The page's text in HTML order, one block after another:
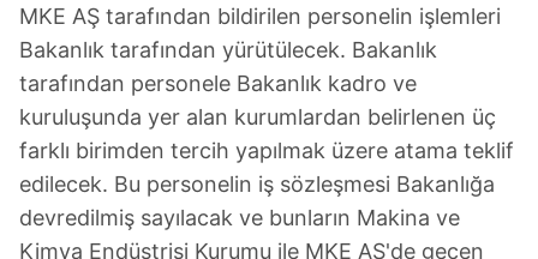
MKE AŞ tarafından bildirilen personelin işlemleri
Bakanlık tarafından yürütülecek. Bakanlık
tarafından personele Bakanlık kadro ve
kuruluşunda yer alan kurumlardan belirlenen üç
farklı birimden tercih yapılmak üzere atama teklif
edilecek. Bu personelin iş sözleşmesi Bakanlığa
devredilmiş sayılacak ve bunların Makina ve
Kimya Endüstrisi Kurumu ile MKE AŞ'de geçen